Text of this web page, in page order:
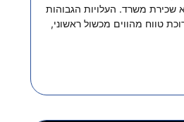
שכירת משרד. העלויות הגבוהות
טווח מהווים מכשול ראשוני,